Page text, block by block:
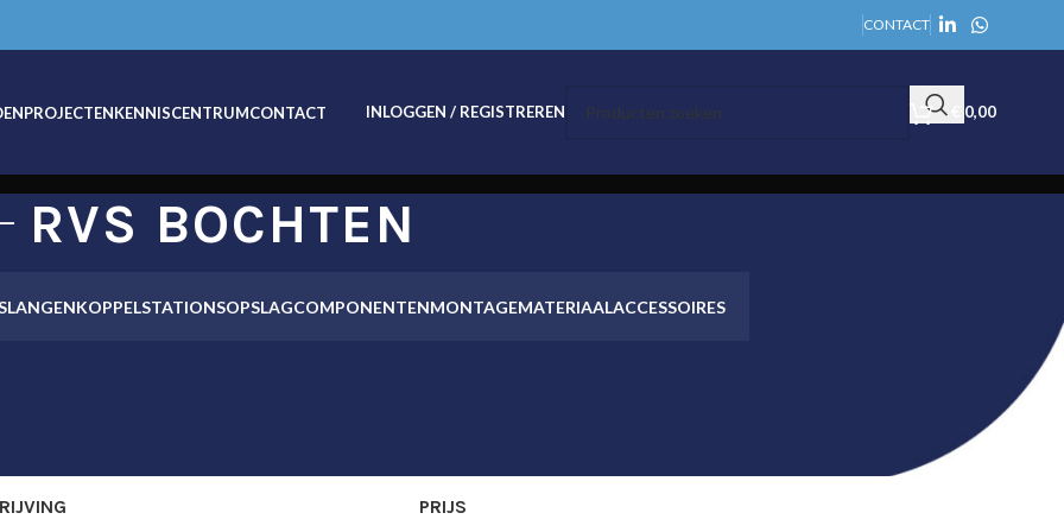
CONTACT
PROJECTENKENNISCENTRUMCONTACT INLOGGEN / REGISTREREN 0,00
RVS BOCHTEN
KOPPELSTATIONSOPSLAGCOMPONENTENMONTAGEMATERIAALACCESSOIRES
PRIJS